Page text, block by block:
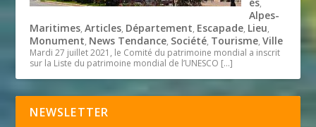
és,
Alpes-
Maritimes,Articles, Département, Escapade, Lieu,
Monument, News Tendance, Société, Tourisme,Ville
Mardi 27 juillet 2021, le Comité du patrimoine mondial a inscrit
sur la Liste du patrimoine mondial de l’UNESCO […]
NEWSLETTER